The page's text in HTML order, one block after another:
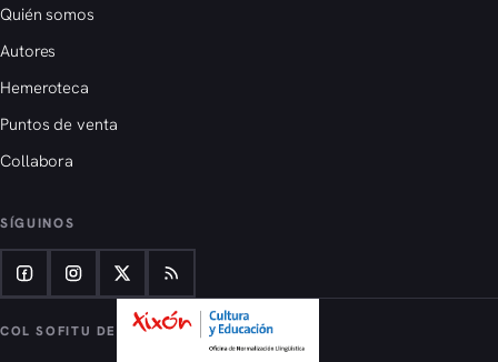
Quién somos
Autores
Hemeroteca
Puntos de venta
Collabora
SÍGUINOS
COL SOFITU DE